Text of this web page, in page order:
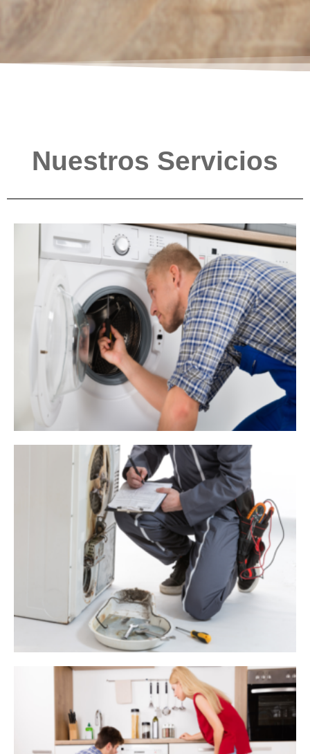
Nuestros Servicios